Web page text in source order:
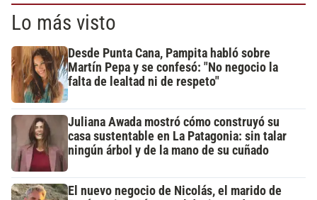
Lo más visto
Desde Punta Cana, Pampita habló sobre
Martín Pepa y se confesó: "No negocio la
falta de lealtad ni de respeto"
Juliana Awada mostró cómo construyó su
casa sustentable en La Patagonia: sin talar
ningún árbol y de la mano de su cuñado
El nuevo negocio de Nicolás, el marido de